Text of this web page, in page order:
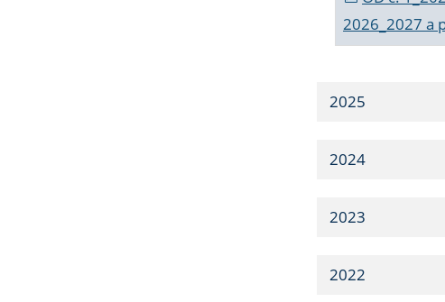
2026_2027 a
2025
2024
2023
2022